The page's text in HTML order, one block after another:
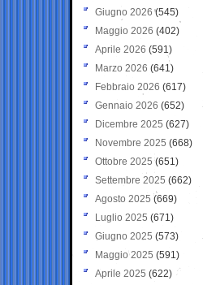
Giugno 2026 (545)
Maggio 2026 (402)
Aprile 2026 (591)
Marzo 2026 (641)
Febbraio 2026 (617)
Gennaio 2026 (652)
Dicembre 2025 (627)
Novembre 2025 (668)
Ottobre 2025 (651)
Settembre 2025 (662)
Agosto 2025 (669)
Luglio 2025 (671)
Giugno 2025 (573)
Maggio 2025 (591)
Aprile 2025 (622)